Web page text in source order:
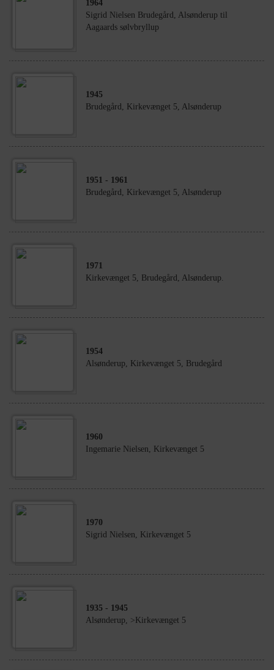
1964
Sigrid Nielsen Brudegård, Alsønderup til
Aagaards sølvbryllup
1945
Brudegård, Kirkevænget 5, Alsønderup
1951 - 1961
Brudegård, Kirkevænget 5, Alsønderup
1971
Kirkevænget 5, Brudegård, Alsønderup.
1954
Alsønderup, Kirkevænget 5, Brudegård
1960
Ingemarie Nielsen, Kirkevænget 5
1970
Sigrid Nielsen, Kirkevænget 5
1935 - 1945
Alsønderup, >Kirkevænget 5